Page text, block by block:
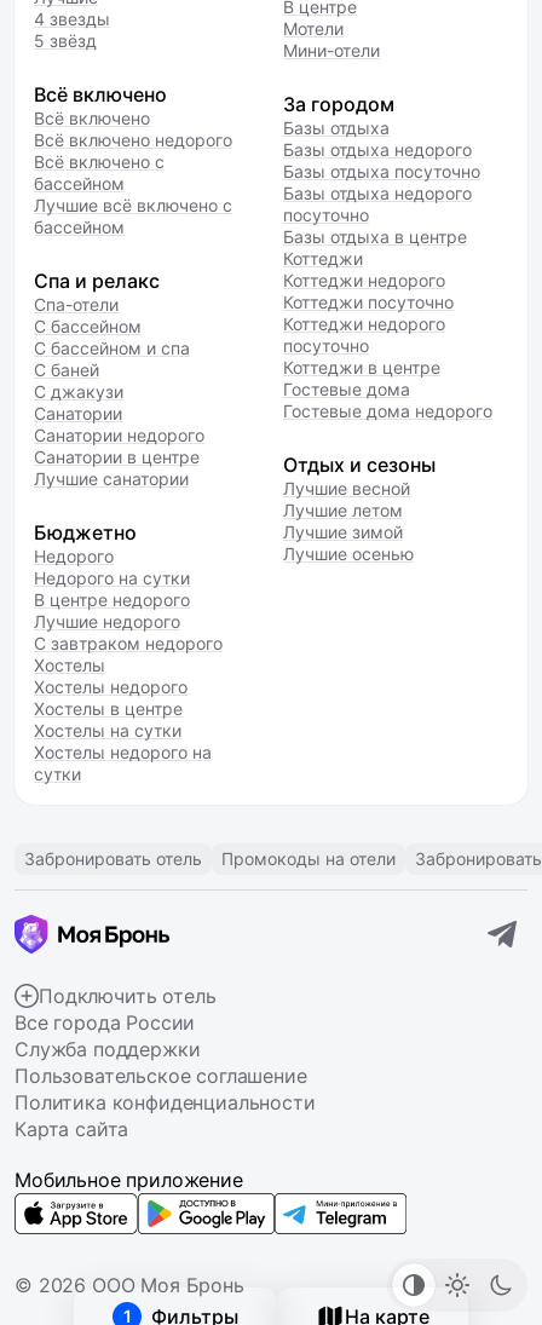
1 Фильтры На карте
4 звезды
5 звёзд
Всё включено
Всё включено
Всё включено недорого
Всё включено с
бассейном
Лучшие всё включено с
бассейном
Спа и релакс
Спа-отели
С бассейном
С бассейном и спа
С баней
С джакузи
Санатории
Санатории недорого
Санатории в центре
Лучшие санатории
Бюджетно
Недорого
Недорого на сутки
В центре недорого
Лучшие недорого
С завтраком недорого
Хостелы
Хостелы недорого
Хостелы в центре
Хостелы на сутки
Хостелы недорого на
сутки
В центре
Мотели
Мини-отели
За городом
Базы отдыха
Базы отдыха недорого
Базы отдыха посуточно
Базы отдыха недорого
посуточно
Базы отдыха в центре
Коттеджи
Коттеджи недорого
Коттеджи посуточно
Коттеджи недорого
посуточно
Коттеджи в центре
Гостевые дома
Гостевые дома недорого
Отдых и сезоны
Лучшие весной
Лучшие летом
Лучшие зимой
Лучшие осенью
Забронировать отель Промокоды на отели
Подключить отель
Все города России
Служба поддержки
Пользовательское соглашение
Политика конфиденциальности
Карта сайта
© 2026 ООО Моя Бронь
Мобильное приложение